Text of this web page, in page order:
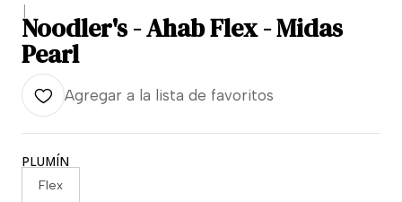
|
Noodler's - Ahab Flex - Midas
Pearl
Agregar a la lista de favoritos
PLUMÍN
Flex